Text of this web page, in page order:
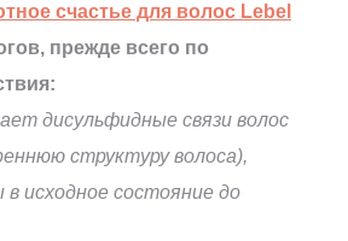
счастье для волос Lebel
прежде всего по
дисульфидные связи волос
структуру волоса),
в исходное состояние до